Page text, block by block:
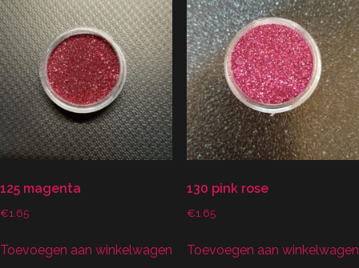
125 magenta
€1.65
Toevoegen aan winkelwagen
130 pink rose
€1.65
Toevoegen aan winkelwagen